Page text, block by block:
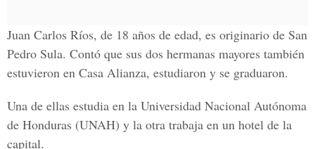
Juan Carlos Ríos, de 18 años de edad, es originario de San
Pedro Sula. Contó que sus dos hermanas mayores también
estuvieron en Casa Alianza, estudiaron y se graduaron.
Una de ellas estudia en la Universidad Nacional Autónoma
de Honduras (UNAH) y la otra trabaja en un hotel de la
capital.